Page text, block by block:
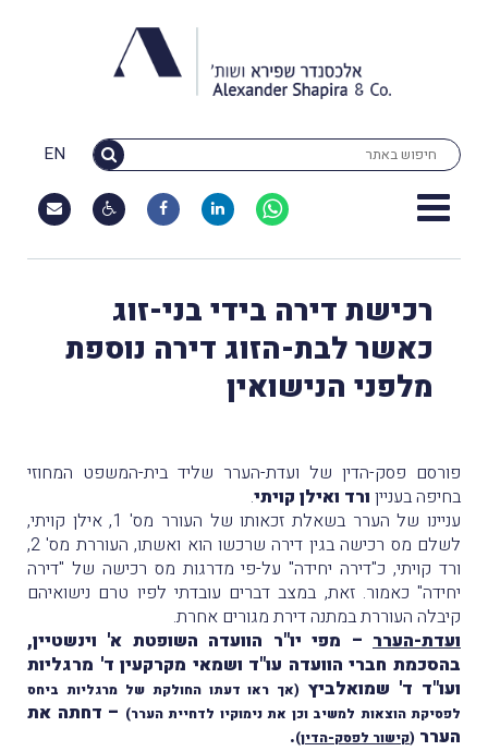
EN
רכישת דירה בידי בני-זוג
כאשר לבת-הזוג דירה נוספת
מלפני הנישואין
פורסם פסק-הדין של ועדת-הערר שליד בית-המשפט המחוזי
בחיפה בעניין ורד ואילן קויתי.
עניינו של הערר בשאלת זכאותו של העורר מס' 1, אילן קויתי,
לשלם מס רכישה בגין דירה שרכשו הוא ואשתו, העוררת מס' 2,
ורד קויתי, כ"דירה יחידה" על-פי מדרגות מס רכישה של "דירה
יחידה" כאמור. זאת, במצב דברים עובדתי לפיו טרם נישואיהם
קיבלה העוררת במתנה דירת מגורים אחרת.
ועדת-הערר – מפי יו"ר הוועדה השופטת א' וינשטיין,
בהסכמת חברי הוועדה עו"ד ושמאי מקרקעין ד' מרגליות
ועו"ד ד' שמואלביץ (אך ראו דעתו החולקת של מרגליות ביחס
לפסיקת הוצאות למשיב וכן את נימוקיו לדחיית הערר) – דחתה את
הערר (קישור לפסק-הדין)
.